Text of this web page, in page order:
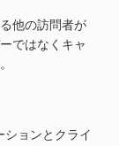
他の訪問者が
ではなくキャ
ョンとクライ